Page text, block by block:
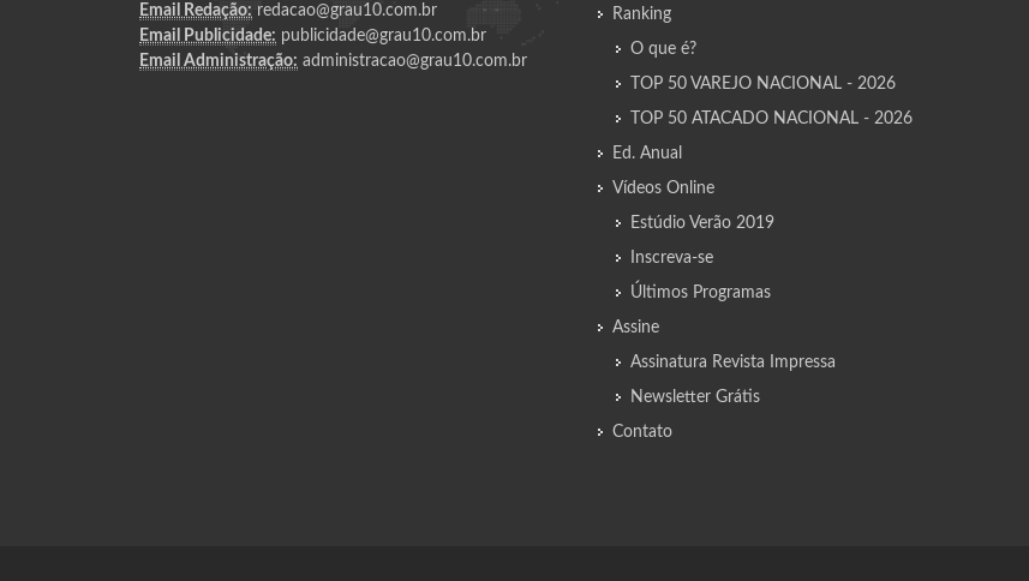
Email Redação: redacao@grau10.com.br
Email Publicidade: publicidade@grau10.com.br
Email Administração: administracao@grau10.com.br
Ranking
O que é?
TOP 50 VAREJO NACIONAL - 2026
TOP 50 ATACADO NACIONAL - 2026
Ed. Anual
Vídeos Online
Estúdio Verão 2019
Inscreva-se
Últimos Programas
Assine
Assinatura Revista Impressa
Newsletter Grátis
Contato